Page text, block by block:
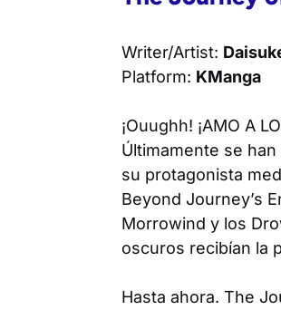
Writer/Artist:
Platform: KManga
¡Ouughh! ¡AMO A
Últimamente se
su protagonista
Beyond Journey’s
Morrowind y los
oscuros recibían la
Hasta ahora. The